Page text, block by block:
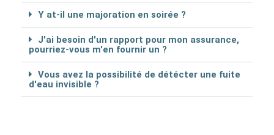
Y at-il une majoration en soirée ?
J'ai besoin d'un rapport pour mon assurance,
pourriez-vous m'en fournir un ?
Vous avez la possibilité de détécter une fuite
d'eau invisible ?